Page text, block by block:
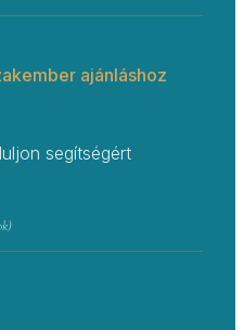
ajánláshoz
segítségért